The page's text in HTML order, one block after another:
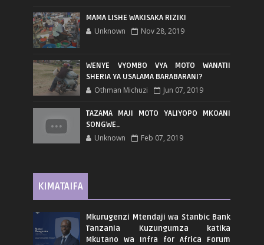
MAMA LISHE WAKISAKA RIZIKI
Unknown Nov 28, 2019
WENYE VYOMBO VYA MOTO WANATII
SHERIA YA USALAMA BARABARANI?
Othman Michuzi Jun 07, 2019
TAZAMA MAJI MOTO YALIYOPO MKOANI
SONGWE..
Unknown Feb 07, 2019
KIMATAIFA
Mkurugenzi Mtendaji wa Stanbic Bank
Tanzania Kuzungumza katika
Mkutano wa Infra for Africa Forum